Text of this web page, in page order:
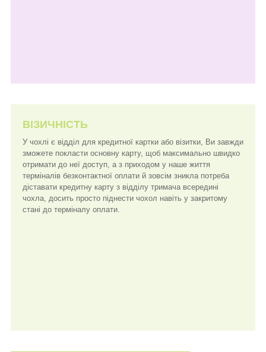
ВІЗИЧНІСТЬ
У чохлі є відділ для кредитної картки або візитки, Ви завжди
зможете покласти основну карту, щоб максимально швидко
отримати до неї доступ, а з приходом у наше життя
терміналів безконтактної оплати й зовсім зникла потреба
діставати кредитну карту з відділу тримача всередині
чохла, досить просто піднести чохол навіть у закритому
стані до терміналу оплати.